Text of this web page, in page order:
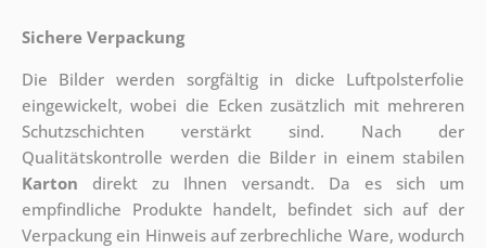
Sichere Verpackung
Die Bilder werden sorgfältig in dicke Luftpolsterfolie
eingewickelt, wobei die Ecken zusätzlich mit mehreren
Schutzschichten verstärkt sind. Nach der
Qualitätskontrolle werden die Bilder in einem stabilen
Karton direkt zu Ihnen versandt. Da es sich um
empfindliche Produkte handelt, befindet sich auf der
Verpackung ein Hinweis auf zerbrechliche Ware, wodurch